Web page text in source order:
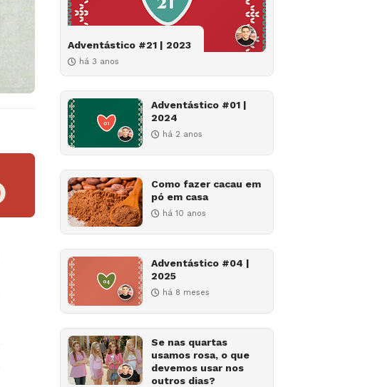
Adventástico #21 | 2023
há 3 anos
Adventástico #01 |
2024
há 2 anos
Como fazer cacau em
pó em casa
há 10 anos
Adventástico #04 |
2025
há 8 meses
Se nas quartas
usamos rosa, o que
devemos usar nos
outros dias?